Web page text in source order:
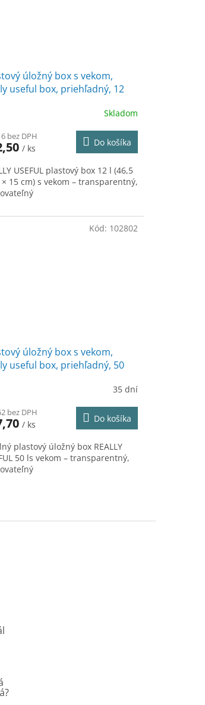
úložný box s vekom,
useful box, priehľadný, 12
Skladom
bez DPH
/ ks
Do košíka
USEFUL plastový box 12 l (46,5
× 15 cm) s vekom – transparentný,
úložný box s vekom,
useful box, priehľadný, 50
35 dní
bez DPH
/ ks
Do košíka
plastový úložný box REALLY
50 ls vekom – transparentný,
Kód: 102802